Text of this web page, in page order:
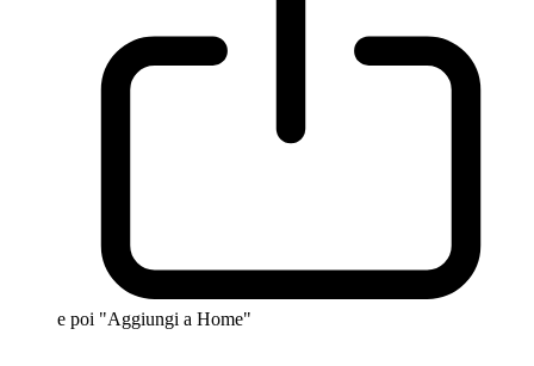
e poi "Aggiungi a Home"